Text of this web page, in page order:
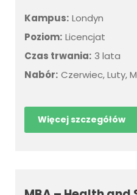
Kampus: Londyn
Poziom: Licencjat
Czas trwania: 3 lata
Nabór: Czerwiec, Luty,
Więcej szczegółów